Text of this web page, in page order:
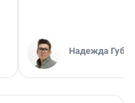
Надежда